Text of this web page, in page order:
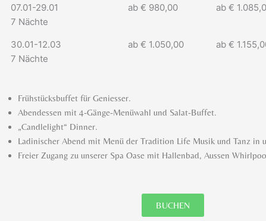
07.01-29.01
7 Nächte
ab € 980,00 ab €
30.01-12.03
7 Nächte
ab € 1.050,00 ab €
Frühstücksbuffet für Geniesser.
Abendessen mit 4-Gänge-Menüwahl und Salat-Buffet.
„Candlelight“ Dinner.
Ladinischer Abend mit Menü der Tradition Life Musik und Tanz in
Freier Zugang zu unserer Spa Oase mit Hallenbad, Aussen
BUCHEN